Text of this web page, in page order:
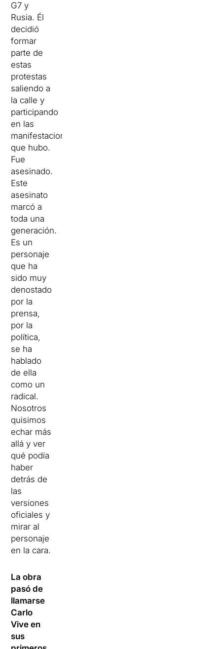
G7 y
Rusia. Él
decidió
formar
parte de
estas
protestas
saliendo a
la calle y
participando
en las
manifestaciones
que hubo.
Fue
asesinado.
Este
asesinato
marcó a
toda una
generación.
Es un
personaje
que ha
sido muy
denostado
por la
prensa,
por la
política,
se ha
hablado
de ella
como un
radical.
Nosotros
quisimos
echar más
allá y ver
qué podía
haber
detrás de
las
versiones
oficiales y
mirar al
personaje
en la cara.
La obra
pasó de
llamarse
Carlo
Vive en
sus